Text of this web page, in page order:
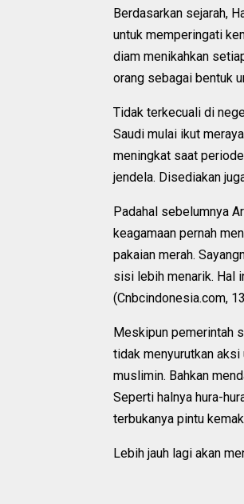
Berdasarkan sejarah,
untuk memperingati
diam menikahkan
orang sebagai bentuk
Tidak terkecuali di
Saudi mulai ikut
meningkat saat
jendela. Disediakan
Padahal sebelumnya
keagamaan pernah
pakaian merah.
sisi lebih menarik. Hal
(Cnbcindonesia.com,
Meskipun pemerintah
tidak menyurutkan aksi
muslimin. Bahkan
Seperti halnya hura-
terbukanya pintu
Lebih jauh lagi akan